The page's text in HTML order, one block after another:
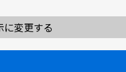
に変更する